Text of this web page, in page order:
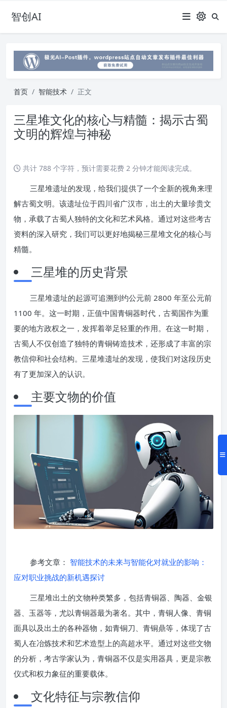
智创AI
首页 智能技术 正文
三星堆文化的核心与精髓：揭示古蜀
文明的辉煌与神秘
共计 788 个字符，预计需要花费 2 分钟才能阅读完成。
三星堆遗址的发现，给我们提供了一个全新的视角来理
解古蜀文明。该遗址位于四川省广汉市，出土的大量珍贵文
物，承载了古蜀人独特的文化和艺术风格。通过对这些考古
资料的深入研究，我们可以更好地揭秘三星堆文化的核心与
精髓。
三星堆的历史背景
三星堆遗址的起源可追溯到约公元前 2800 年至公元前
1100 年。这一时期，正值中国青铜器时代，古蜀国作为重
要的地方政权之一，发挥着举足轻重的作用。在这一时期，
古蜀人不仅创造了独特的青铜铸造技术，还形成了丰富的宗
教信仰和社会结构。三星堆遗址的发现，使我们对这段历史
有了更加深入的认识。
主要文物的价值
参考文章： 智能技术的未来与智能化对就业的影响：
应对职业挑战的新机遇探讨
三星堆出土的文物种类繁多，包括青铜器、陶器、金银
器、玉器等，尤以青铜器最为著名。其中，青铜人像、青铜
面具以及出土的各种器物，如青铜刀、青铜鼎等，体现了古
蜀人在冶炼技术和艺术造型上的高超水平。通过对这些文物
的分析，考古学家认为，青铜器不仅是实用器具，更是宗教
仪式和权力象征的重要载体。
文化特征与宗教信仰